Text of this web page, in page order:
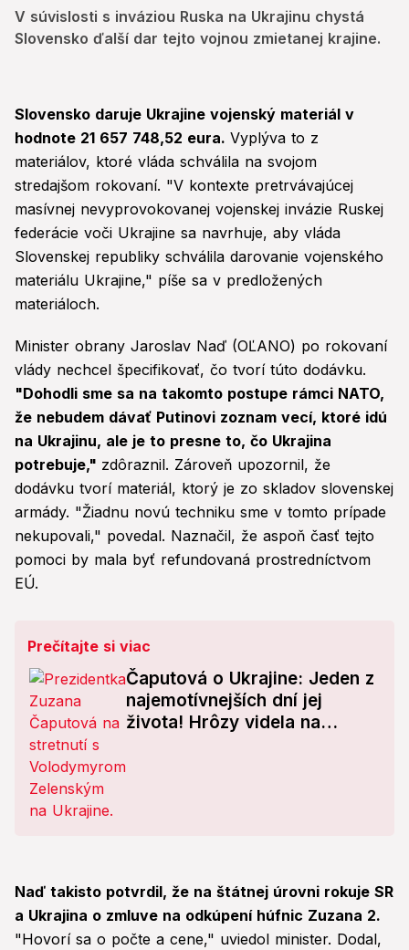
V súvislosti s inváziou Ruska na Ukrajinu chystá
Slovensko ďalší dar tejto vojnou zmietanej krajine.
Slovensko daruje Ukrajine vojenský materiál v
hodnote 21 657 748,52 eura. Vyplýva to z
materiálov, ktoré vláda schválila na svojom
stredajšom rokovaní. "V kontexte pretrvávajúcej
masívnej nevyprovokovanej vojenskej invázie Ruskej
federácie voči Ukrajine sa navrhuje, aby vláda
Slovenskej republiky schválila darovanie vojenského
materiálu Ukrajine," píše sa v predložených
materiáloch.
Minister obrany Jaroslav Naď (OĽANO) po rokovaní
vlády nechcel špecifikovať, čo tvorí túto dodávku.
"Dohodli sme sa na takomto postupe rámci NATO,
že nebudem dávať Putinovi zoznam vecí, ktoré idú
na Ukrajinu, ale je to presne to, čo Ukrajina
potrebuje," zdôraznil. Zároveň upozornil, že
dodávku tvorí materiál, ktorý je zo skladov slovenskej
armády. "Žiadnu novú techniku sme v tomto prípade
nekupovali," povedal. Naznačil, že aspoň časť tejto
pomoci by mala byť refundovaná prostredníctvom
EÚ.
Prečítajte si viac
Čaputová o Ukrajine: Jeden z
najemotívnejších dní jej
života! Hrôzy videla na
Naď takisto potvrdil, že na štátnej úrovni rokuje SR
a Ukrajina o zmluve na odkúpení húfnic Zuzana 2.
"Hovorí sa o počte a cene," uviedol minister. Dodal,